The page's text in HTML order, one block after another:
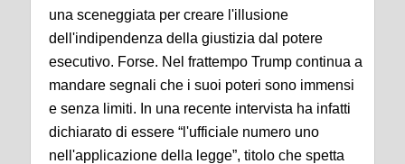
una sceneggiata per creare l'illusione
dell'indipendenza della giustizia dal potere
esecutivo. Forse. Nel frattempo Trump continua a
mandare segnali che i suoi poteri sono immensi
e senza limiti. In una recente intervista ha infatti
dichiarato di essere “l'ufficiale numero uno
nell'applicazione della legge”, titolo che spetta